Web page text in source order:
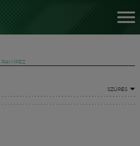
RAMÍREZ
SZŰRÉS